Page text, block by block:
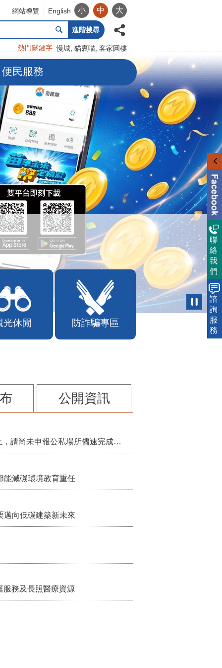
網站導覽 English 小 中 大
進階搜尋
熱門關鍵字 慢城 貓裏喵 客家圓樓
便民服務
光休閒 防詐騙專區
公開資訊
115年第2季固定源空污費申報已於7月底截止，請尚未申報公私場所儘速完成申繳，以免面臨滯納金及罰鍰!
減碳環境教育重任
向低碳建築新未來
服務及長照醫療資源
聯
絡
我
們
諮
詢
服
務